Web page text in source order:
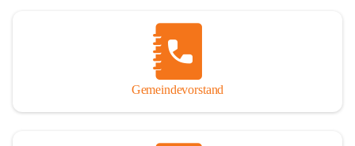
Gemeindevorstand